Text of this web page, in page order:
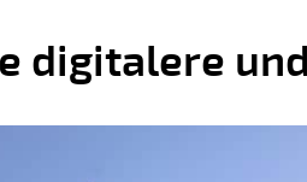
digitalere